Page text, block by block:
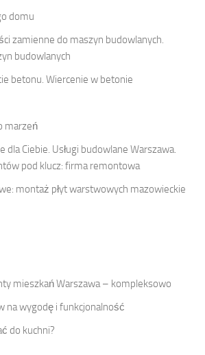
domu
zamienne do maszyn budowlanych.
budowlanych
betonu. Wiercenie w betonie
marzeń
Ciebie. Usługi budowlane Warszawa.
pod klucz: firma remontowa
montaż płyt warstwowych mazowieckie
mieszkań Warszawa – kompleksowo
na wygodę i funkcjonalność
do kuchni?